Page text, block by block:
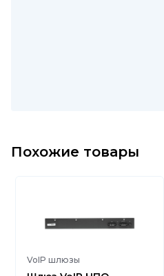
Похожие товары
VoIP шлюзы